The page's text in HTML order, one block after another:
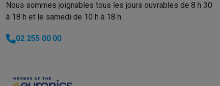
Nous sommes joignables tous les jours ouvrables de 8 h 30
à 18 h et le samedi de 10 h à 18 h.
02 255 00 00